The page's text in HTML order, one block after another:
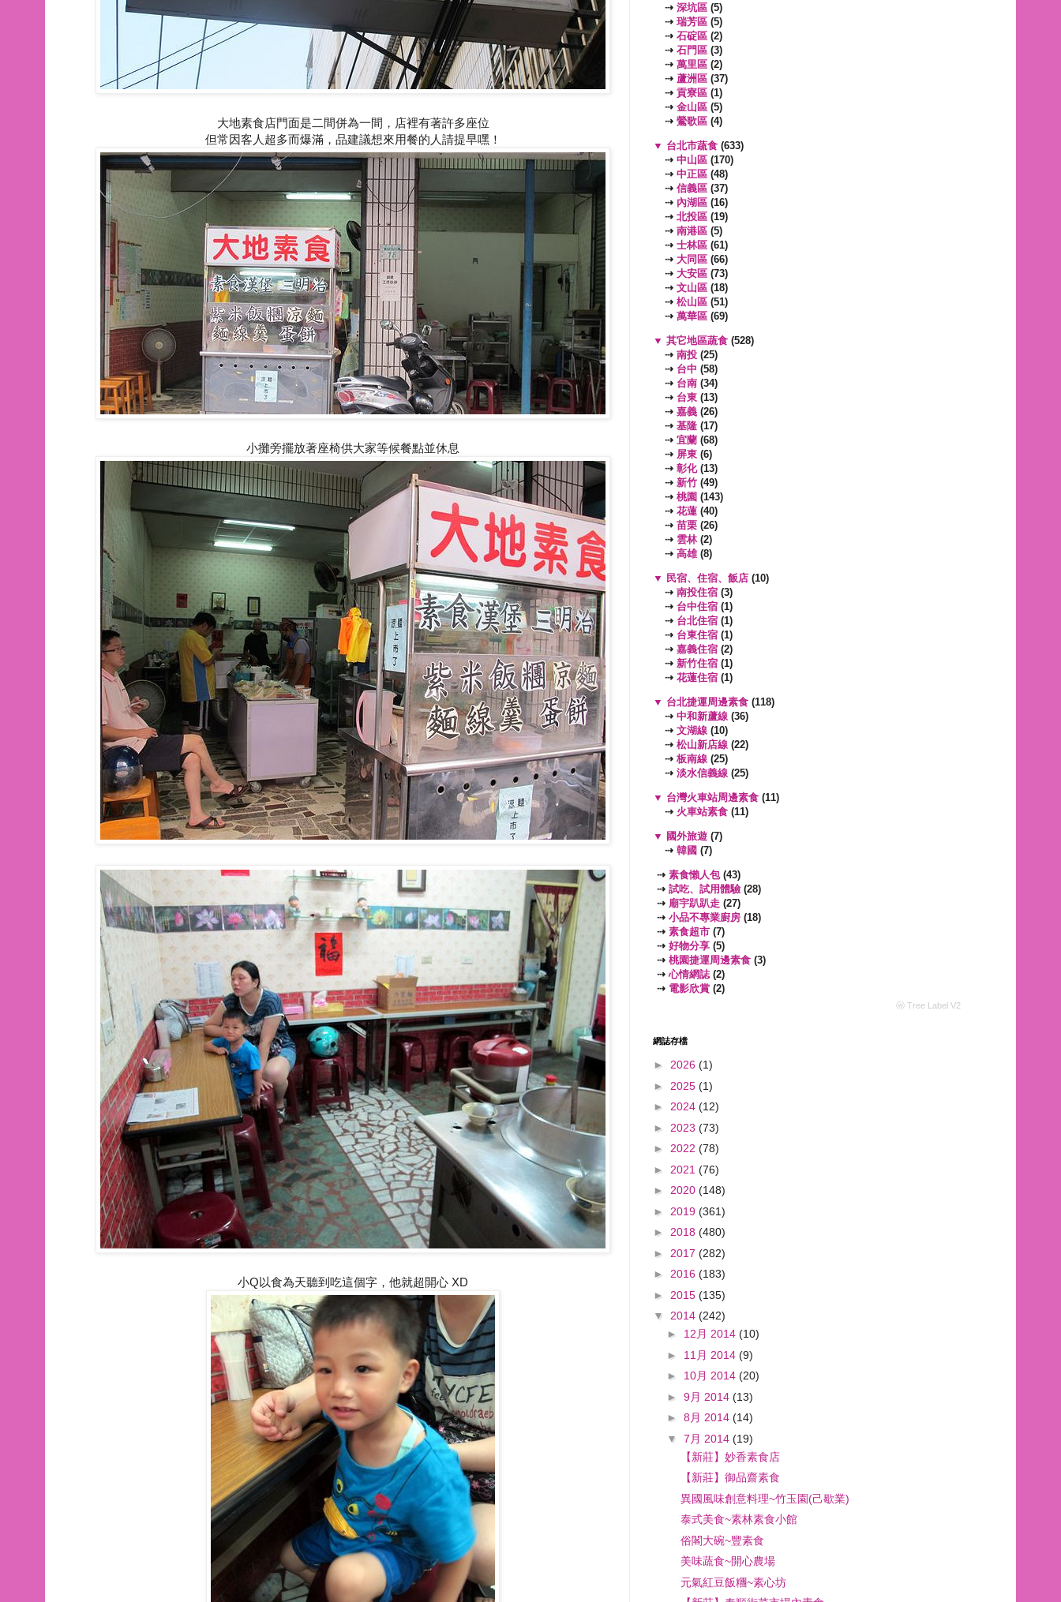
大地素食店門面是二間併為一間，店裡有著許多座位
但常因客人超多而爆滿，品建議想來用餐的人請提早嘿！
小攤旁擺放著座椅供大家等候餐點並休息
小Q以食為天聽到吃這個字，他就超開心 XD
⇢ 深坑區 (5)
⇢ 瑞芳區 (5)
⇢ 石碇區 (2)
⇢ 石門區 (3)
⇢ 萬里區 (2)
⇢ 蘆洲區 (37)
⇢ 貢寮區 (1)
⇢ 金山區 (5)
⇢ 鶯歌區 (4)
▼ 台北市蔬食 (633)
⇢ 中山區 (170)
⇢ 中正區 (48)
⇢ 信義區 (37)
⇢ 內湖區 (16)
⇢ 北投區 (19)
⇢ 南港區 (5)
⇢ 士林區 (61)
⇢ 大同區 (66)
⇢ 大安區 (73)
⇢ 文山區 (18)
⇢ 松山區 (51)
⇢ 萬華區 (69)
▼ 其它地區蔬食 (528)
⇢ 南投 (25)
⇢ 台中 (58)
⇢ 台南 (34)
⇢ 台東 (13)
⇢ 嘉義 (26)
⇢ 基隆 (17)
⇢ 宜蘭 (68)
⇢ 屏東 (6)
⇢ 彰化(13)
⇢ 新竹 (49)
⇢ 桃園 (143)
⇢ 花蓮 (40)
⇢ 苗栗 (26)
⇢ 雲林(2)
⇢ 高雄(8)
▼ 民宿、住宿、飯店 (10)
⇢ 南投住宿 (3)
⇢ 台中住宿 (1)
⇢ 台北住宿 (1)
⇢ 台東住宿 (1)
⇢ 嘉義住宿 (2)
⇢ 新竹住宿 (1)
⇢ 花蓮住宿 (1)
▼ 台北捷運周邊素食 (118)
⇢ 中和新蘆線 (36)
⇢ 文湖線 (10)
⇢ 松山新店線 (22)
⇢ 板南線 (25)
⇢ 淡水信義線 (25)
▼ 台灣火車站周邊素食 (11)
⇢ 火車站素食 (11)
▼ 國外旅遊 (7)
⇢ 韓國 (7)
⇢ 素食懶人包(43)
⇢ 試吃、試用體驗(28)
⇢ 廟宇趴趴走 (27)
⇢ 小品不專業廚房 (18)
⇢ 素食超市 (7)
⇢ 好物分享 (5)
⇢ 桃園捷運周邊素食 (3)
⇢心情網誌 (2)
⇢ 電影欣賞 (2)
ⓦ Tree Label V2
網誌存檔
► 2026 (1)
► 2025 (1)
► 2024 (12)
► 2023 (73)
► 2022 (78)
► 2021 (76)
► 2020 (148)
► 2019 (361)
► 2018 (480)
► 2017 (282)
► 2016 (183)
► 2015 (135)
▼ 2014 (242)
► 12月 2014 (10)
► 11月 2014 (9)
► 10月 2014 (20)
► 9月 2014 (13)
► 8月 2014 (14)
▼ 7月 2014 (19)
【新莊】妙香素食店
【新莊】御品齋素食
異國風味創意料理~竹玉園(己歇業)
泰式美食~素林素食小館
俗閣大碗~豐素食
美味蔬食~開心農場
元氣紅豆飯糰~素心坊